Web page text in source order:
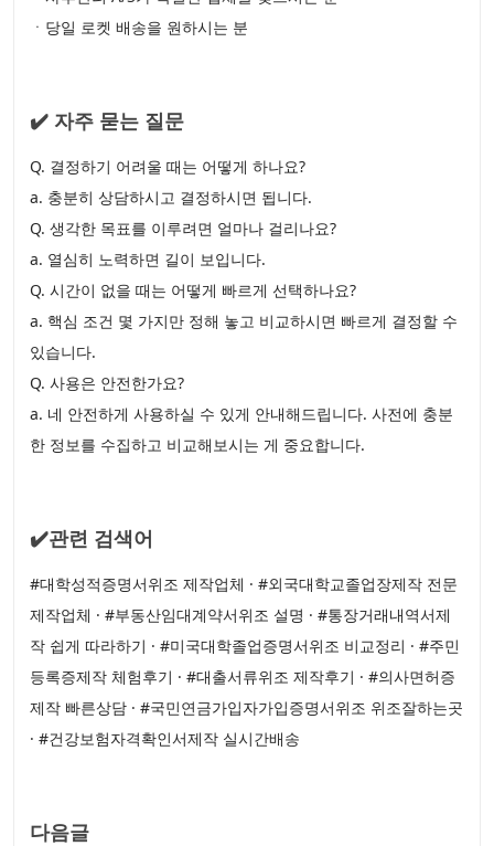
ㆍ당일 로켓 배송을 원하시는 분
✔️ 자주 묻는 질문
Q. 결정하기 어려울 때는 어떻게 하나요?
a. 충분히 상담하시고 결정하시면 됩니다.
Q. 생각한 목표를 이루려면 얼마나 걸리나요?
a. 열심히 노력하면 길이 보입니다.
Q. 시간이 없을 때는 어떻게 빠르게 선택하나요?
a. 핵심 조건 몇 가지만 정해 놓고 비교하시면 빠르게 결정할 수
있습니다.
Q. 사용은 안전한가요?
a. 네 안전하게 사용하실 수 있게 안내해드립니다. 사전에 충분
한 정보를 수집하고 비교해보시는 게 중요합니다.
✔️관련 검색어
#대학성적증명서위조 제작업체 · #외국대학교졸업장제작 전문
제작업체 · #부동산임대계약서위조 설명 · #통장거래내역서제
작 쉽게 따라하기 · #미국대학졸업증명서위조 비교정리 · #주민
등록증제작 체험후기 · #대출서류위조 제작후기 · #의사면허증
제작 빠른상담 · #국민연금가입자가입증명서위조 위조잘하는곳
· #건강보험자격확인서제작 실시간배송
다음글